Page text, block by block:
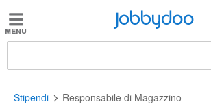
Jobbydoo
lavoro
Jobbydoo
Stipendi Responsabile di Magazzino